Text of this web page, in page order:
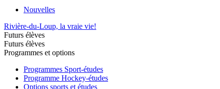
Nouvelles
Rivière-du-Loup, la vraie vie!
Futurs élèves
Futurs élèves
Programmes et options
Programmes Sport-études
Programme Hockey-études
Options sports et études